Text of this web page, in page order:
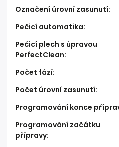
Označení úrovní zasunutí:
Pečicí automatika:
Pečicí plech s úpravou
PerfectClean:
Počet fází:
Počet úrovní zasunutí:
Programování konce
Programování začátku
přípravy: